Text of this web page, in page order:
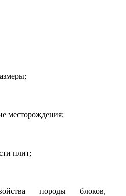
месторождения;
плит;
породы блоков,